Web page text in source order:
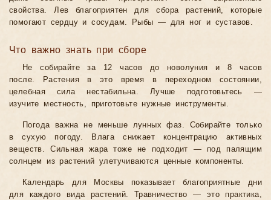
свойства. Лев благоприятен для сбора растений, которые
помогают сердцу и сосудам. Рыбы — для ног и суставов.
Что важно знать при сборе
Не собирайте за 12 часов до новолуния и 8 часов
после. Растения в это время в переходном состоянии,
целебная сила нестабильна. Лучше подготовьтесь —
изучите местность, приготовьте нужные инструменты.
Погода важна не меньше лунных фаз. Собирайте только
в сухую погоду. Влага снижает концентрацию активных
веществ. Сильная жара тоже не подходит — под палящим
солнцем из растений улетучиваются ценные компоненты.
Календарь для Москвы показывает благоприятные дни
для каждого вида растений. Травничество — это практика,